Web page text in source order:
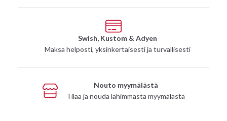
Swish, Kustom & Adyen
Maksa helposti, yksinkertaisesti ja turvallisesti
Nouto myymälästä
Tilaa ja nouda lähimmästä myymälästä